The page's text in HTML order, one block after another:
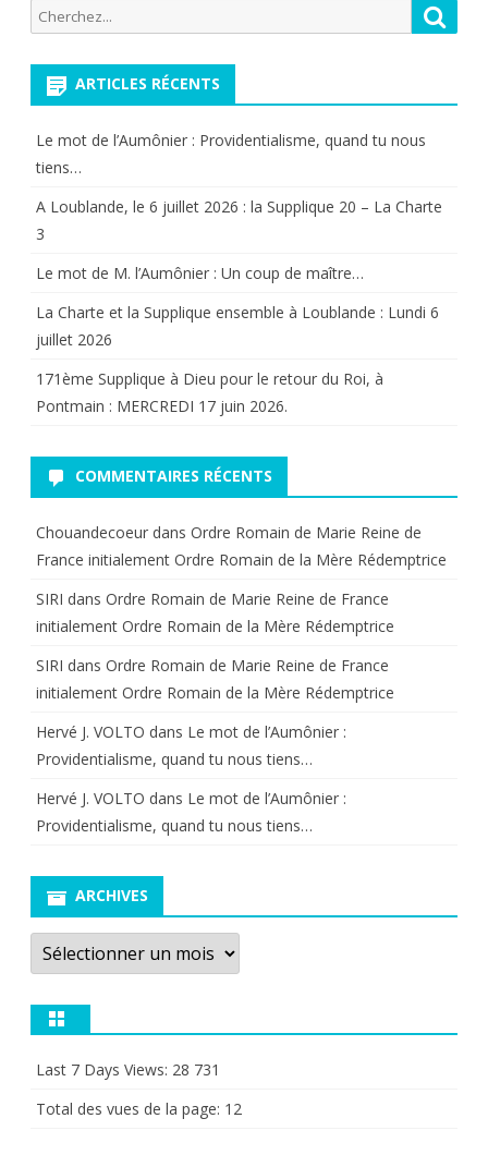
la
Recherche
pour:
ARTICLES RÉCENTS
Le mot de l’Aumônier : Providentialisme, quand tu nous
tiens…
A Loublande, le 6 juillet 2026 : la Supplique 20 – La Charte
3
Le mot de M. l’Aumônier : Un coup de maître…
La Charte et la Supplique ensemble à Loublande : Lundi 6
juillet 2026
171ème Supplique à Dieu pour le retour du Roi, à
Pontmain : MERCREDI 17 juin 2026.
COMMENTAIRES RÉCENTS
Chouandecoeur dans Ordre Romain de Marie Reine de
France initialement Ordre Romain de la Mère Rédemptrice
SIRI dans Ordre Romain de Marie Reine de France
initialement Ordre Romain de la Mère Rédemptrice
SIRI dans Ordre Romain de Marie Reine de France
initialement Ordre Romain de la Mère Rédemptrice
Hervé J. VOLTO dans Le mot de l’Aumônier :
Providentialisme, quand tu nous tiens…
Hervé J. VOLTO dans Le mot de l’Aumônier :
Providentialisme, quand tu nous tiens…
ARCHIVES
Archives
Last 7 Days Views: 28 731
Total des vues de la page: 12